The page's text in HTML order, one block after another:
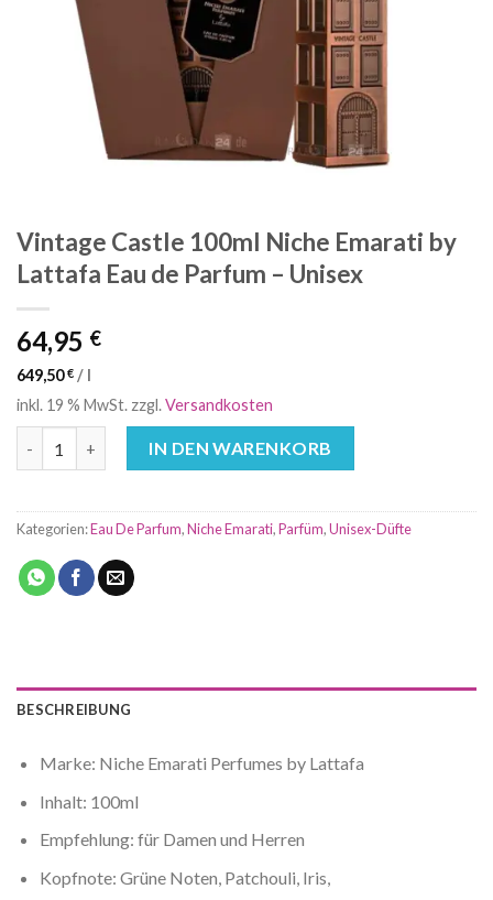
Vintage Castle 100ml Niche Emarati by
Lattafa Eau de Parfum – Unisex
64,95 €
649,50€ / l
inkl. 19 % MwSt. zzgl.Versandkosten
IN DEN WARENKORB
Kategorien:Eau De Parfum,Niche Emarati,Parfüm,Unisex-Düfte
BESCHREIBUNG
Marke: Niche Emarati Perfumes by Lattafa
Inhalt: 100ml
Empfehlung: für Damen und Herren
Kopfnote: Grüne Noten, Patchouli, Iris,